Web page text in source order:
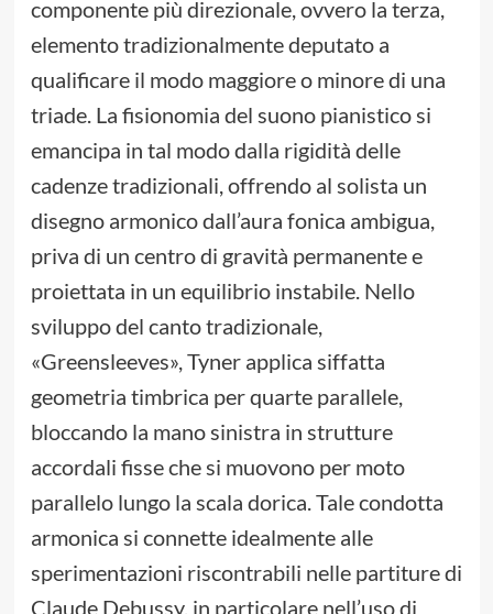
componente più direzionale, ovvero la terza,
elemento tradizionalmente deputato a
qualificare il modo maggiore o minore di una
triade. La fisionomia del suono pianistico si
emancipa in tal modo dalla rigidità delle
cadenze tradizionali, offrendo al solista un
disegno armonico dall’aura fonica ambigua,
priva di un centro di gravità permanente e
proiettata in un equilibrio instabile. Nello
sviluppo del canto tradizionale,
«Greensleeves», Tyner applica siffatta
geometria timbrica per quarte parallele,
bloccando la mano sinistra in strutture
accordali fisse che si muovono per moto
parallelo lungo la scala dorica. Tale condotta
armonica si connette idealmente alle
sperimentazioni riscontrabili nelle partiture di
Claude Debussy, in particolare nell’uso di